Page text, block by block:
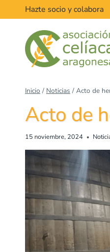
Hazte socio y colabora
Inicio / Noticias / Acto de
Acto de
15 noviembre, 2024